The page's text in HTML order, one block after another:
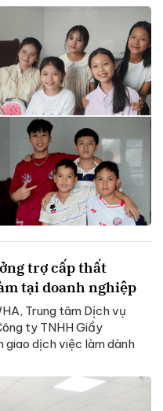
trợ cấp thất
tại doanh nghiệp
Trung tâm Dịch vụ
ty TNHH Giầy
dịch việc làm dành